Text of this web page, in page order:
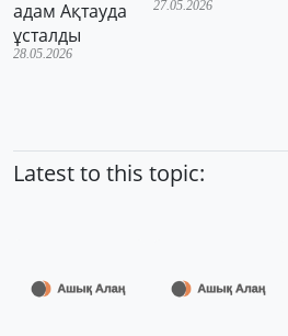
адам Ақтауда
ұсталды
28.05.2026
27.05.2026
Latest to this topic: